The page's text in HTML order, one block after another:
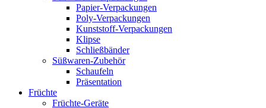
Papier-Verpackungen
Poly-Verpackungen
Kunststoff-Verpackungen
Klipse
Schließbänder
Süßwaren-Zubehör
Schaufeln
Präsentation
Früchte
Früchte-Geräte